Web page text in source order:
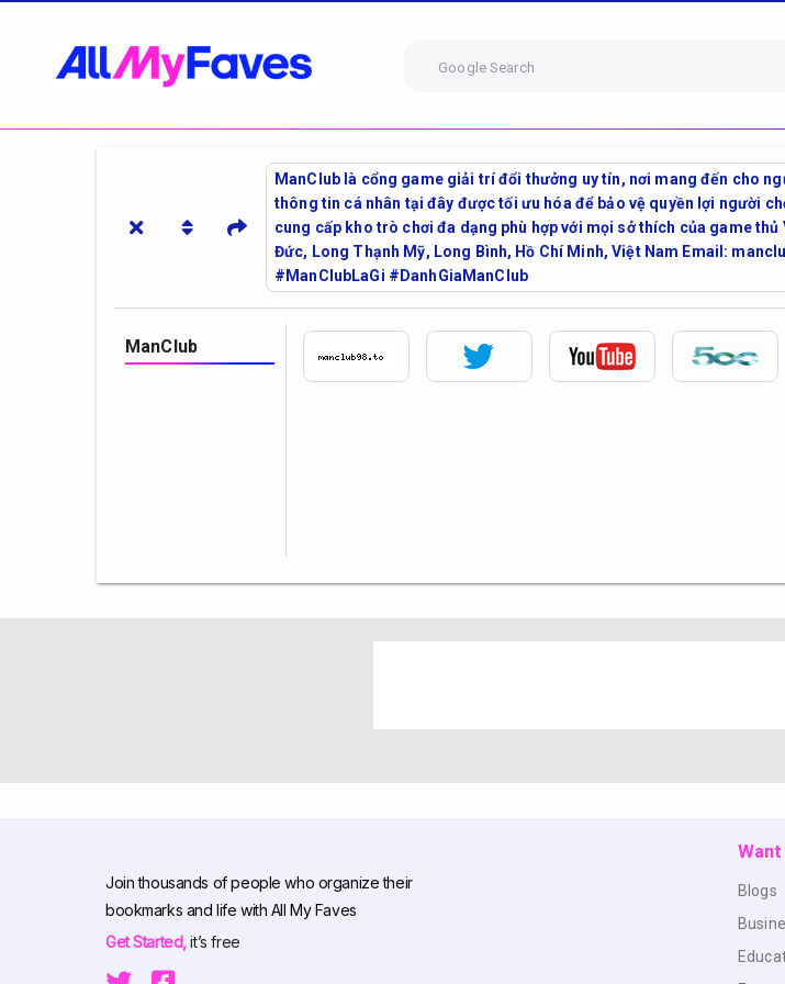
Google Search
ManClub là cổng game giải trí đổi thưởng uy tín, nơi mang đến cho
thông tin cá nhân tại đây được tối ưu hóa để bảo vệ quyền lợi người
cung cấp kho trò chơi đa dạng phù hợp với mọi sở thích của game
Đức, Long Thạnh Mỹ, Long Bình, Hồ Chí Minh, Việt Nam Email:
#ManClubLaGi #DanhGiaManClub
ManClub
Join thousands of people who organize their
bookmarks and life with All My Faves
Get Started,it’s free
Blogs